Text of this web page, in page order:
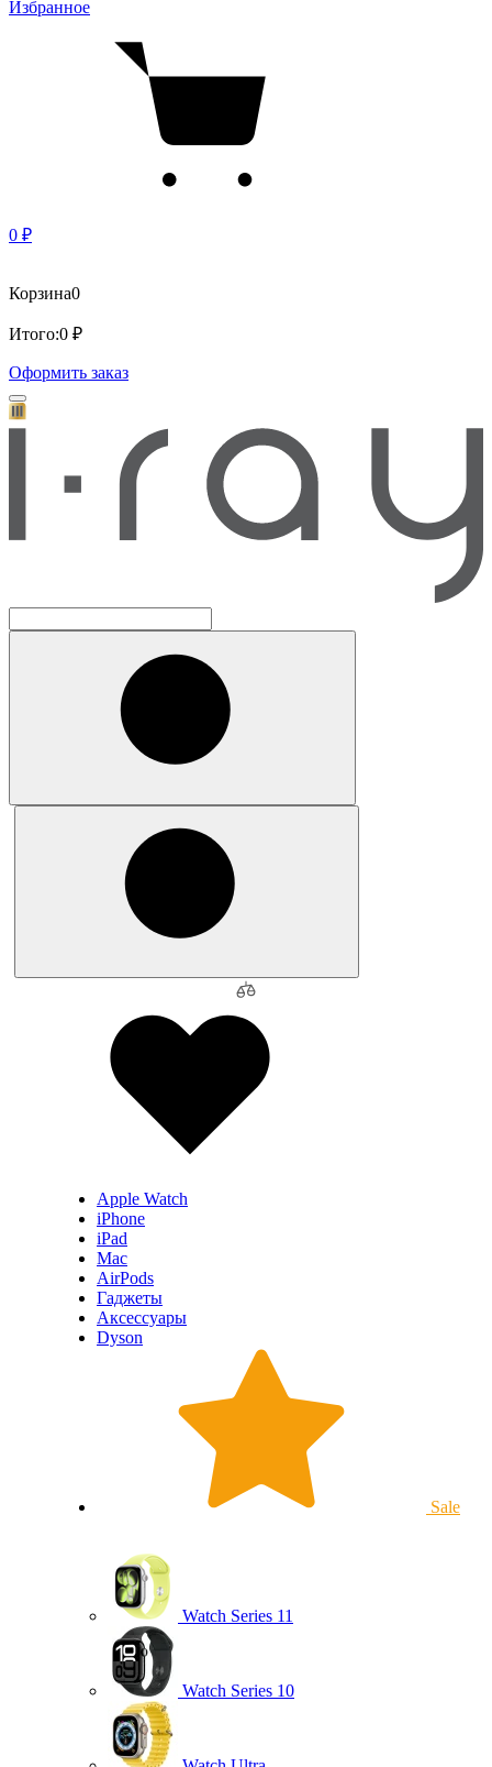
Избранное
0 ₽
Корзина0
Итого:0 ₽
Оформить заказ
Apple Watch
iPhone
iPad
Mac
AirPods
Гаджеты
Аксессуары
Dyson
Sale
Watch Series 11
Watch Series 10